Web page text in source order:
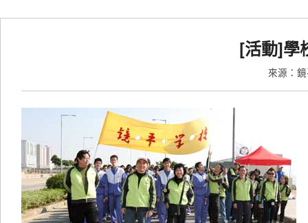
[活動]學
來源：